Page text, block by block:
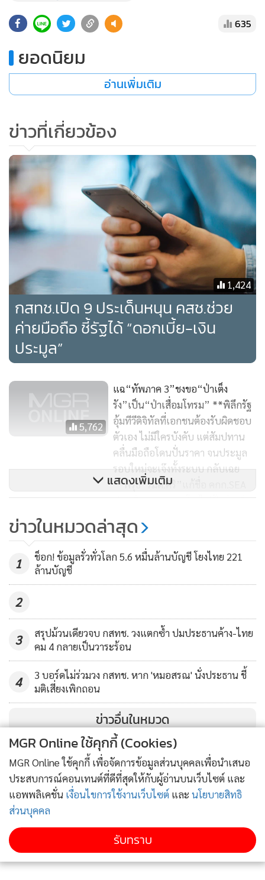
3. โครงการศึกษาเพื่อการพัฒนาระบบตรวจสอบการใช้คลื่น
ความถี่ สำหรับเครื่องวิทยุคมนาคมที่ใช้กำลังส่งต่ำ งบประมาณ
15,000,000 บาท
4. โครงการพัฒนาต้นแบบโรงเรียนใช้งานอินเทอร์เน็ตไปสู่
โรงเรียนอัจฉริยะ (Smart School) งบประมาณ 10,000,000
บาท
5. โครงการจัดทำแผนแม่บทการส่งเสริมและพัฒนาบุคลากรด้าน
กิจการกระจายเสียง กิจการโทรทัศน์ กิจการโทรคมนาคม และ
เทคโนโลยีสารสนเทศ ระยะ 5 ปี งบประมาณ 5,000,000 บาท
6. โครงการพัฒนาแอปพลิเคชั่นสำหรับติดตั้งในโทรศัพท์
เคลื่อนที่เพื่อวัดความแรงการแพร่กระจายคลื่นแม่เหล็กไฟฟ้า
จากโครงข่ายโทรศัพท์เคลื่อนที่ งบประมาณ 10,000,000 บาท
*** เดินหน้าประมูลเลขสวย
จากนั้น ที่ประชุม กสทช. ได้มีมติเห็นชอบให้มีการจัดประมูลเลข
หมายโทรศัพท์เคลื่อนที่ที่เป็นเลขหมายสวย ครั้งที่ 1/2561 ในวัน
ที่ 27 พ.ค. 2561 ณ สำนักงาน กสทช. โดยในการประมูลครั้งนี้
จะนำเลขหมายออกมาประมูลทั้งสิ้น 259 เลขหมาย โดยแบ่ง
เป็นกลุ่มของเลขหมายสวยเก่าที่เคยนำออกมาประมูลแล้ว แต่ยัง
ไม่มีผู้เคาะราคาประมูล จำนวน 11 เลขหมาย และเป็นกลุ่มเลข
หมายสวยใหม่ที่ยังไม่เคยนำออกประมูล จำนวน 248 เลขหมาย
โดยกลุ่มเลขหมายสวยเก่าจำนวน 11 เลขหมายที่เคยนำออกมา
ประมูลแล้ว แต่ยังไม่มีผู้เคาะราคา จะนำมาประมูลครั้งนี้ด้วยวิธี
การประมูลถอยหลัง โดยตั้งเพดานราคาสุดท้ายไว้ที่ราคาไม่ต่ำ
กว่า 75% ของราคาเริ่มต้น ส่วนการประมูลกลุ่มเลขหมายสวย
ใหม่ที่ยังไม่เคยนำออกมาประมูล จำนวน 248 เลขหมาย จะใช้วิธี
การประมูลด้วยการเสนอราคาแบบปกติ
ทั้งนี้ การประมูลเลขหมายสวยในครั้งนี้ จะมีการนำเลขหมายสวย
ที่ประชาชนสามารถที่จะเป็นเจ้าของได้ เพราะมีการตั้งราคาเริ่ม
ราคาที่ขายกันอยู่ในท้องตลาดมากมาประมูล จึงขอเชิญชวนผู้ที่
สนใจเข้าร่วมการประมูลในครั้งนี้
เลขาธิการ กสทช. กล่าวว่า พร้อมกันนั้น สำนักงาน กสทช. ได้นำ
เงินรายได้จากการประมูลคลื่นความถี่ 900 MHz จำนวน 4,020
ล้านบาท นำส่งกระทรวงการคลัง เพื่อเป็นรายได้ของแผ่นดิน
เรียบร้อยแล้ว ทั้งนี้ การดำเนินการดังกล่าวของสำนักงาน กสทช.
เป็นไปตาม พ.ร.บ. องค์กรจัดสรรคลื่นความถี่และกำกับการ
ประกอบกิจการวิทยุกระจายเสียง วิทยุโทรทัศน์ และกิจการ
635
ยอดนิยม
อ่านเพิ่มเติม
ข่าวที่เกี่ยวข้อง
1,424
กสทช.เปิด 9 ประเด็นหนุน คสช.ช่วย
ค่ายมือถือ ชี้รัฐได้ “ดอกเบี้ย-เงิน
ประมูล”
5,762
แฉ“ทัพภาค 3”ชงขอ“ป่าเต็ง
รัง”เป็น“ป่าเสื่อมโทรม” **พิลึกรัฐ
อุ้มทีวีดิจิทัลที่เอกชนต้องรับผิดชอบ
ตัวเอง ไม่มีใครบังคับ แต่สัมปทาน
คลื่นมือถือโดนปั่นราคา จนประมูล
รอบใหม่จะเจ๊งทั้งระบบ กลับเฉย
**พิรุธ“รมต.ศิริ”แก้ชื่อ คกก.SEA
ประเมินผลกระทบโรงไฟฟ้าถ่านหิน
1,241
“ฐากร” ยัน1800 MHz ประมูล 3 ใบ
อนุญาต ละ 15 MHz “แจส” ห้าม
ประมูล
แสดงเพิ่มเติม
ข่าวในหมวดล่าสุด
1
ช็อก! ข้อมูลรั่วทั่วโลก 5.6 หมื่นล้านบัญชี โยงไทย 221
ล้านบัญชี
2
3
สรุปม้วนเดียวจบ กสทช. วงแตกซ้ำ ปมประธานค้าง-ไทย
คม 4 กลายเป็นวาระร้อน
4
3 บอร์ดไม่ร่วมวง กสทช. หาก 'หมอสรณ' นั่งประธาน ชี้
มติเสี่ยงเพิกถอน
ข่าวอื่นในหมวด
MGR Online ใช้คุกกี้ (Cookies)
MGR Online ใช้คุกกี้ เพื่อจัดการข้อมูลส่วนบุคคลเพื่อนำเสนอ
ประสบการณ์คอนเทนต์ที่ดีที่สุดให้กับผู้อ่านบนเว็บไซต์ และ
แอพพลิเคชั่น เงื่อนไขการใช้งานเว็บไซต์ และ นโยบายสิทธิ
ส่วนบุคคล
รับทราบ